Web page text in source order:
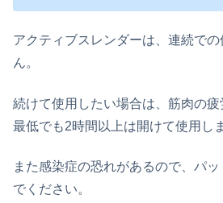
アクティブスレンダーは、連続で
ん。
続けて使用したい場合は、筋肉の
最低でも2時間以上は開けて使用し
また感染症の恐れがあるので、パ
でください。